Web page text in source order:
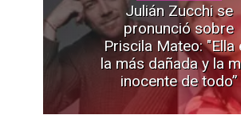
Julián Zucchi se
pronunció sobre
Priscila Mateo: "Ella
la más dañada y la
inocente de todo”